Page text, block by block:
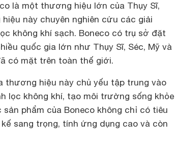
là một thương hiệu lớn của Thụy Sĩ,
này chuyên nghiên cứu các giải
không khí sạch. Boneco có trụ sở đặt
quốc gia lớn như Thụy Sĩ, Séc, Mỹ và
có mặt trên toàn thế giới.
thương hiệu này chủ yếu tập trung vào
lọc không khí, tạo môi trường sống khỏe
phẩm của Boneco không chỉ có tiêu
sang trọng, tính ứng dụng cao và còn